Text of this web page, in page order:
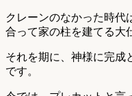
クレーンのなかった時代
合って家の柱を建てる大
それを期に、神様に完成
です。